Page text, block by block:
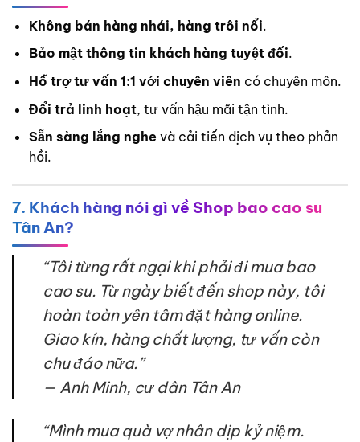
Không bán hàng nhái, hàng trôi nổi.
Bảo mật thông tin khách hàng tuyệt đối.
Hỗ trợ tư vấn 1:1 với chuyên viên có chuyên môn.
Đổi trả linh hoạt, tư vấn hậu mãi tận tình.
Sẵn sàng lắng nghe và cải tiến dịch vụ theo phản
hồi.
7. Khách hàng nói gì về Shop bao cao su
Tân An?
“Tôi từng rất ngại khi phải đi mua bao
cao su. Từ ngày biết đến shop này, tôi
hoàn toàn yên tâm đặt hàng online.
Giao kín, hàng chất lượng, tư vấn còn
chu đáo nữa.”
— Anh Minh, cư dân Tân An
“Mình mua quà vợ nhân dịp kỷ niệm.